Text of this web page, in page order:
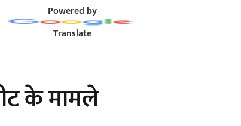
Powered by
Translate
के मामले